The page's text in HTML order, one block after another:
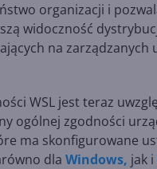
organizacji i
widoczność
na zarządzanych
WSL jest teraz
ogólnej zgodności
ma skonfigurowane
dla Windows, jak i